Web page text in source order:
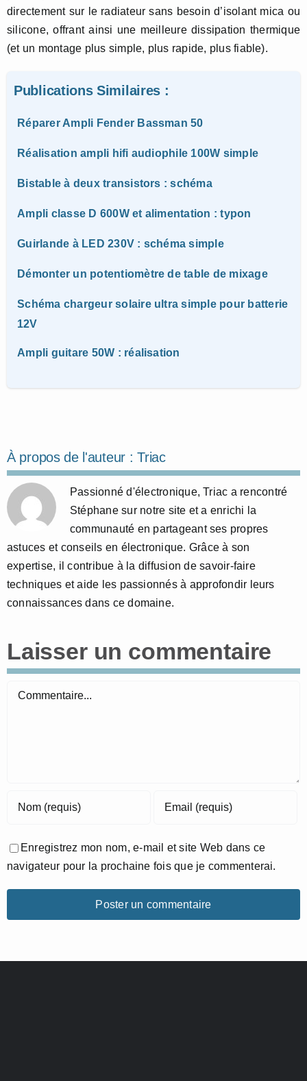
directement sur le radiateur sans besoin d’isolant mica ou
silicone, offrant ainsi une meilleure dissipation thermique
(et un montage plus simple, plus rapide, plus fiable).
Publications Similaires :
Réparer Ampli Fender Bassman 50
Réalisation ampli hifi audiophile 100W simple
Bistable à deux transistors : schéma
Ampli classe D 600W et alimentation : typon
Guirlande à LED 230V : schéma simple
Démonter un potentiomètre de table de mixage
Schéma chargeur solaire ultra simple pour batterie
12V
Ampli guitare 50W : réalisation
À propos de l'auteur :Triac
Passionné d'électronique, Triac a rencontré
Stéphane sur notre site et a enrichi la
communauté en partageant ses propres
astuces et conseils en électronique. Grâce à son
expertise, il contribue à la diffusion de savoir-faire
techniques et aide les passionnés à approfondir leurs
connaissances dans ce domaine.
Laisser un commentaire
Commentaire
Enregistrez mon nom, e-mail et site Web dans ce
navigateur pour la prochaine fois que je commenterai.